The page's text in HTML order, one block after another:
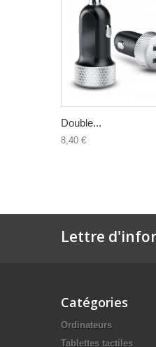
Double...
8,40 €
Lettre
Catégories
Ordinateurs
Tablettes tactiles